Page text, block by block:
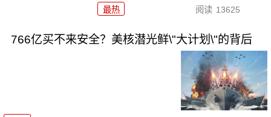
最热 阅读 13625
766亿买不来安全？美核潜光鲜\"大计划\"的背后